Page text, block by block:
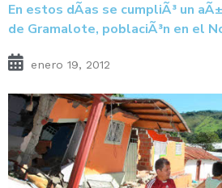
En estos dÃ­as se cumpliÃ³ un
de Gramalote, poblaciÃ³n en el
enero 19, 2012